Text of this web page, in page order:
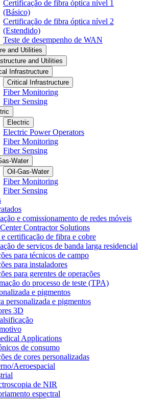
Certificação de fibra óptica nível 1
(Básico)
Certificação de fibra óptica nível 2
(Estendido)
Teste de desempenho de WAN
and Utilities
and Utilities
Infrastructure
Critical Infrastructure
Fiber Monitoring
Fiber Sensing
Electric
Electric Power Operators
Fiber Monitoring
Fiber Sensing
Water
Oil-Gas-Water
Fiber Monitoring
Fiber Sensing
e comissionamento de redes móveis
Contractor Solutions
e certificação de fibra e cobre
de serviços de banda larga residencial
para técnicos de campo
para instaladores
para gerentes de operações
do processo de teste (TPA)
e pigmentos
personalizada e pigmentos
3D
Applications
de consumo
de cores personalizadas
Aeroespacial
de NIR
espectral